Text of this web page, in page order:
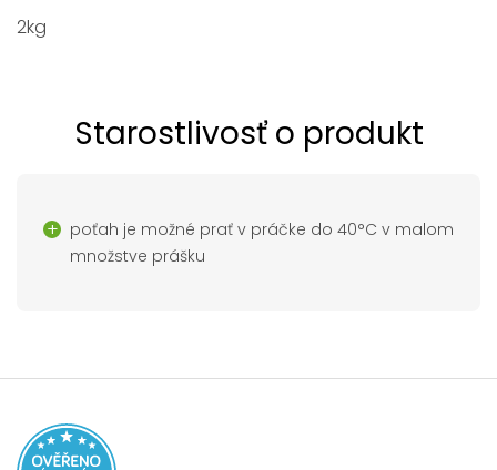
2kg
Starostlivosť o produkt
poťah je možné prať v práčke do 40°C v malom
množstve prášku